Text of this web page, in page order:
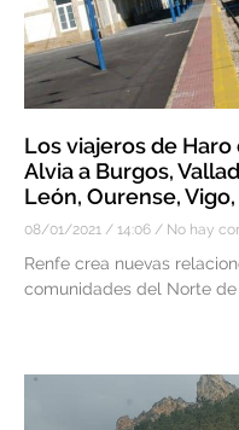
Los viajeros de
Alvia a Burgos,
León, Ourense,
08/01/2021 14:06 No hay
Renfe crea nuevas
comunidades del Norte